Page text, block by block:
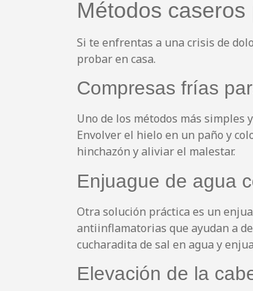
Métodos
Si te enfrentas a una crisis de
probar en casa.
Compresas frías
Uno de los métodos más simples
Envolver el hielo en un paño y
hinchazón y aliviar el malestar.
Enjuague de agua
Otra solución práctica es un
antiinflamatorias que ayudan a
cucharadita de sal en agua y
Elevación de la